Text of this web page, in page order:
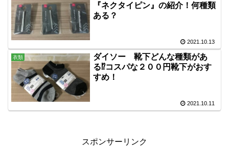
『ネクタイピン』の紹介！何種類
ある？
2021.10.13
衣類
ダイソー 靴下どんな種類があ
る⁉コスパな２００円靴下がおす
すめ！
2021.10.11
スポンサーリンク